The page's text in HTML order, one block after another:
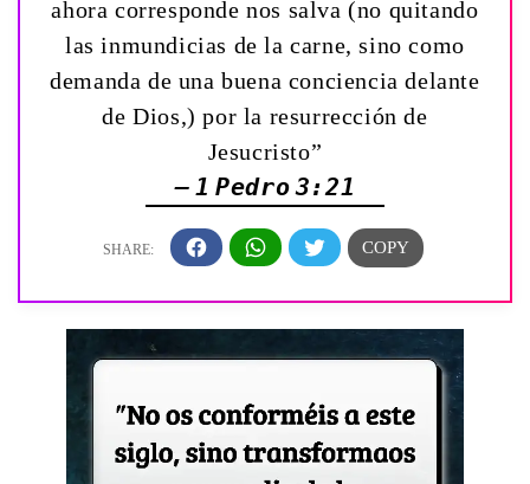
ahora corresponde nos salva (no quitando
las inmundicias de la carne, sino como
demanda de una buena conciencia delante
de Dios,) por la resurrección de
Jesucristo”
— 1 Pedro 3:21